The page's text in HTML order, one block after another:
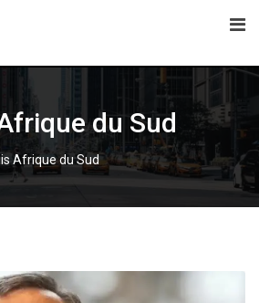
du Sud
Afrique du Sud